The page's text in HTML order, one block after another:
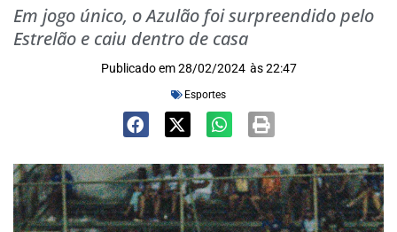
Em jogo único, o Azulão foi surpreendido pelo
Estrelão e caiu dentro de casa
Publicado em 28/02/2024 às 22:47
Esportes